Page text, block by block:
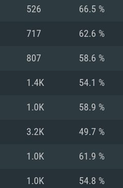
526 66.5 %
717 62.6 %
807 58.6 %
1.4K 54.1 %
1.0K 58.9 %
3.2K 49.7 %
1.0K 61.9 %
1.0K 54.8 %